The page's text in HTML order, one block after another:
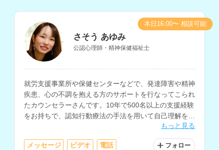
さそう あゆみ
公認心理師・精神保健福祉士
就労支援事業所や保健センターなどで、発達障害や精神
疾患、心の不調を抱える方のサポートを行なってこられ
たカウンセラーさんです。10年で500名以上の支援経験
をお持ちで、認知行動療法の手法を用いて自己理解を深
めるサポートやセルフケアに関する相談にも対応されて
もっと見る
メッセージ ビデオ 電話 フォロー
本日16:00〜 相談可能